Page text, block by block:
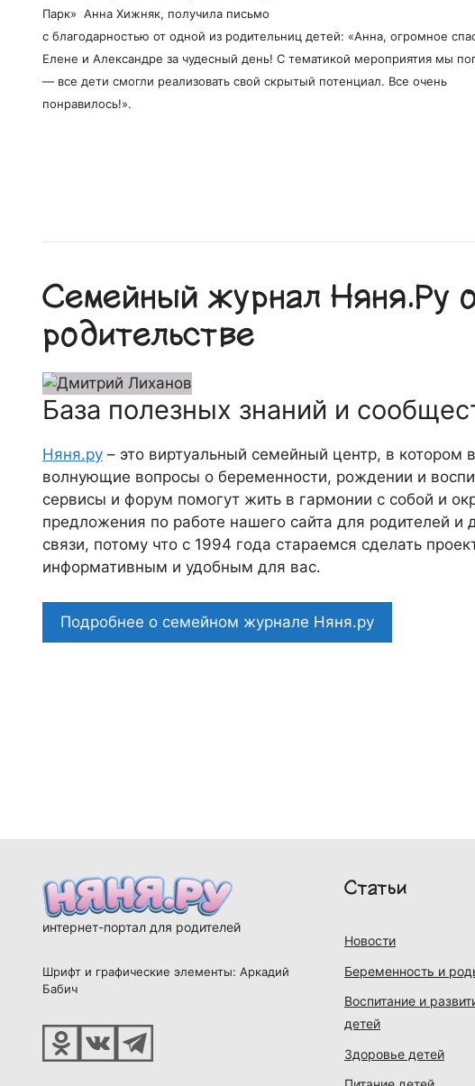
Парк» Анна Хижняк, получила письмо
с благодарностью от одной из родительниц детей: «Анна, огромное
Елене и Александре за чудесный день! С тематикой мероприятия мы
— все дети смогли реализовать свой скрытый потенциал. Все очень
понравилось!».
Семейный журнал Няня.Ру
родительстве
База полезных знаний и
Няня.ру – это виртуальный семейный центр, в
волнующие вопросы о беременности, рождении и
сервисы и форум помогут жить в гармонии с собой и
предложения по работе нашего сайта для родителей
связи, потому что c 1994 года стараемся сделать
информативным и удобным для вас.
Подробнее о семейном журнале Няня.ру
интернет-портал для родителей
Шрифт и графические элементы: Аркадий
Бабич
Статьи
Новости
Беременность и
Воспитание и
детей
Здоровье детей